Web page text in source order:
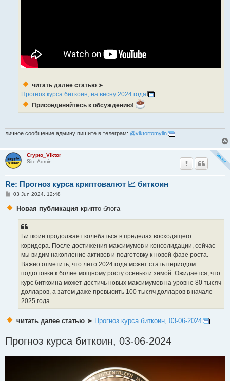
-
читать далее статью ➤
Прогноз курса биткоин, на весну 2024 года
Присоединяйтесь к обсуждению!
личное сообщение админу пишите в телеграм: @viktortomylin
Crypto_Viktor
Site Admin
Re: Прогноз курса криптовалют 📈 биткоин
P
s
03 Jun 2024, 12:48
Новая публикация крипто блога
Биткоин продолжает колебаться в пределах восходящего
коридора. После достижения максимумов и консолидации, сейчас
мы видим накопление активов и подготовку к новой фазе роста.
Важно отметить, что лето 2024 года может стать периодом
подготовки к более мощному росту осенью и зимой. Ожидается, что
курс биткоина может достичь новых максимумов на уровне 80 тысяч
долларов, а затем даже превысить 100 тысяч долларов в начале
2025 года.
читать далее статью ➤ Прогноз курса биткоин, 03-06-2024
Прогноз курса биткоин, 03-06-2024